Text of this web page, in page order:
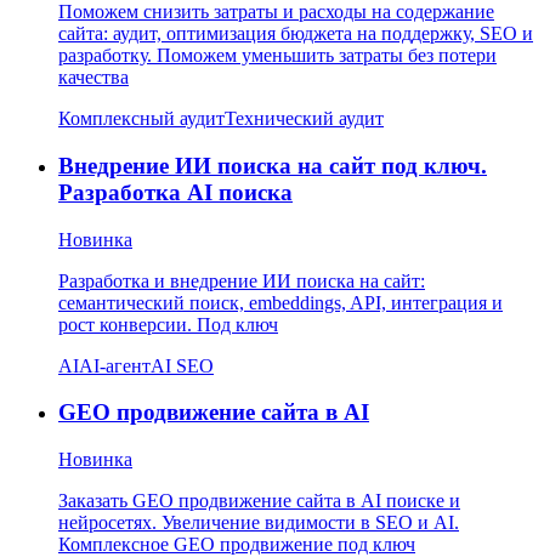
Поможем снизить затраты и расходы на содержание
сайта: аудит, оптимизация бюджета на поддержку, SEO и
разработку. Поможем уменьшить затраты без потери
качества
Комплексный аудитТехнический аудит
Внедрение ИИ поиска на сайт под ключ.
Разработка AI поиска
Новинка
Разработка и внедрение ИИ поиска на сайт:
семантический поиск, embeddings, API, интеграция и
рост конверсии. Под ключ
AIAI-агентAI SEO
GEO продвижение сайта в AI
Новинка
Заказать GEO продвижение сайта в AI поиске и
нейросетях. Увеличение видимости в SEO и AI.
Комплексное GEO продвижение под ключ